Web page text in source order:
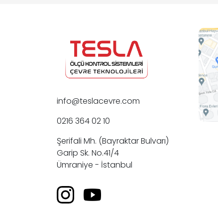
info@teslacevre.com
0216 364 02 10
Şerifali Mh. (Bayraktar Bulvarı)
Garip Sk. No.41/4
Ümraniye - İstanbul